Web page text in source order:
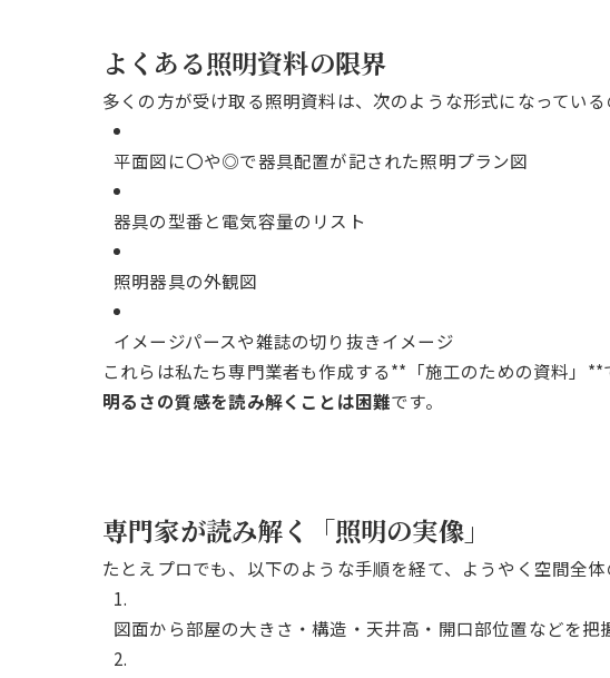
よくある照明資料の限界
多くの方が受け取る照明資料は、次のような形式になってい
平面図に〇や◎で器具配置が記された照明プラン図
器具の型番と電気容量のリスト
照明器具の外観図
イメージパースや雑誌の切り抜きイメージ
これらは私たち専門業者も作成する**「施工のための資料」
明るさの質感を読み解くことは困難です。
専門家が読み解く「照明の実像」
たとえプロでも、以下のような手順を経て、ようやく空間全体
図面から部屋の大きさ・構造・天井高・開口部位置などを把